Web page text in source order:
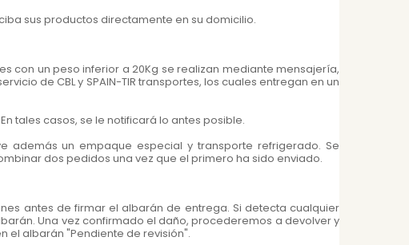
sus productos directamente en su domicilio.
con un peso inferior a 20Kg se realizan mediante mensajería,
de CBL y SPAIN-TIR transportes, los cuales entregan en un
tales casos, se le notificará lo antes posible.
además un empaque especial y transporte refrigerado. Se
dos pedidos una vez que el primero ha sido enviado.
antes de firmar el albarán de entrega. Si detecta cualquier
Una vez confirmado el daño, procederemos a devolver y
el albarán "Pendiente de revisión".